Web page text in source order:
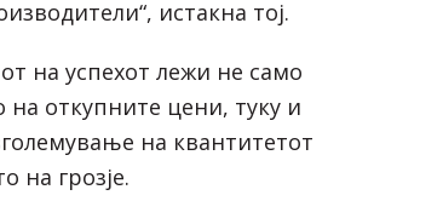
истакна тој.
на успехот лежи не само
на откупните цени, туку и
на квантитетот
на грозје.